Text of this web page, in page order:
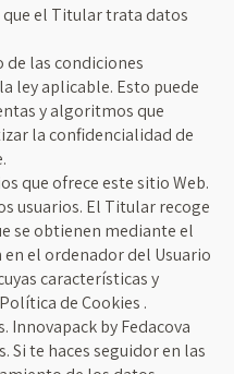
el Titular trata datos
las condiciones
ley aplicable. Esto puede
y algoritmos que
la confidencialidad de
que ofrece este sitio Web.
usuarios. El Titular recoge
se obtienen mediante el
en el ordenador del Usuario
características y
de Cookies .
Innovapack by Fedacova
Si te haces seguidor en las